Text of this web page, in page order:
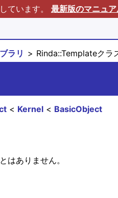
ています。 最新版のマニュ
ラリ Rinda::Templateクラ
BasicObject
Kernel
はありません。